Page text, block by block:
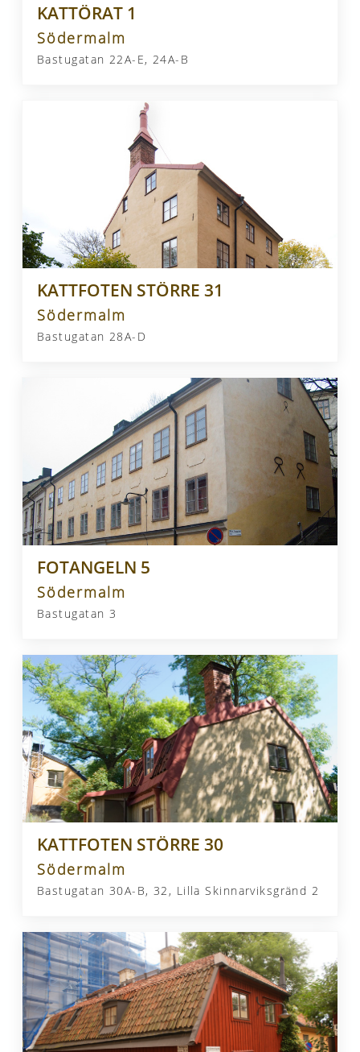
KATTÖRAT 1
Södermalm
Bastugatan 22A-E, 24A-B
KATTFOTEN STÖRRE 31
Södermalm
Bastugatan 28A-D
FOTANGELN 5
Södermalm
Bastugatan 3
KATTFOTEN STÖRRE 30
Södermalm
Bastugatan 30A-B, 32, Lilla Skinnarviksgränd 2